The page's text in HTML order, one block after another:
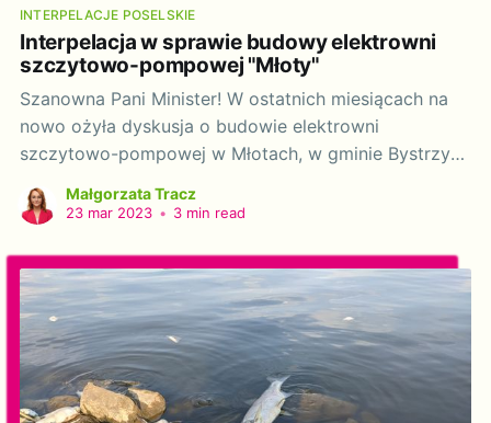
INTERPELACJE POSELSKIE
Interpelacja w sprawie budowy elektrowni
szczytowo-pompowej "Młoty"
Szanowna Pani Minister! W ostatnich miesiącach na
nowo ożyła dyskusja o budowie elektrowni
szczytowo-pompowej w Młotach, w gminie Bystrzyca
projektem ustawy o przygotowaniu i realizacji
pompowych oraz inwestycji towarzyszących.
Zarówno planowana inwestycja, jak i wyżej
wymieniony projekt ustawy
Małgorzata Tracz
23 mar 2023 • 3 min read